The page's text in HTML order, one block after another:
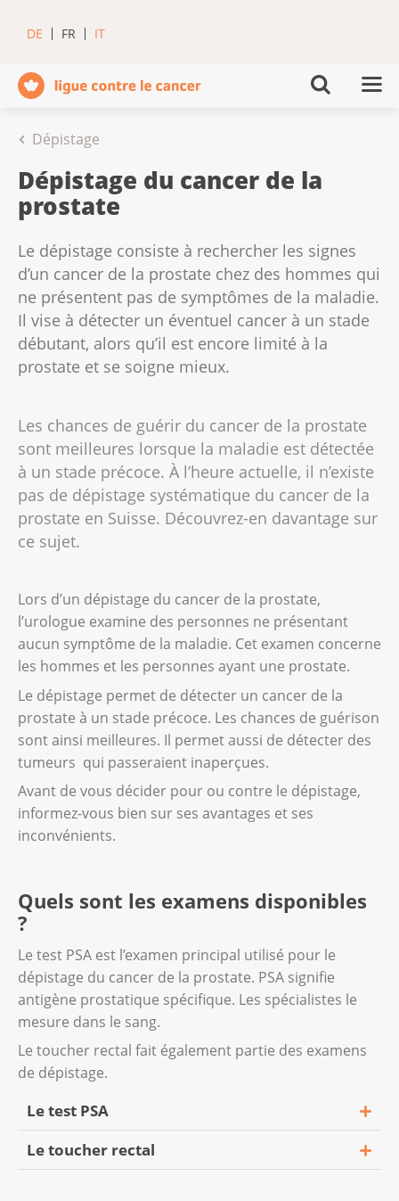
DE FR IT
Dépistage
Dépistage du cancer de la
prostate
Le dépistage consiste à rechercher les signes
d’un cancer de la prostate chez des hommes qui
ne présentent pas de symptômes de la maladie.
Il vise à détecter un éventuel cancer à un stade
débutant, alors qu’il est encore limité à la
prostate et se soigne mieux.
Les chances de guérir du cancer de la prostate
sont meilleures lorsque la maladie est détectée
à un stade précoce. À l’heure actuelle, il n’existe
pas de dépistage systématique du cancer de la
prostate en Suisse. Découvrez-en davantage sur
ce sujet.
Lors d’un dépistage du cancer de la prostate,
l’urologue examine des personnes ne présentant
aucun symptôme de la maladie. Cet examen concerne
les hommes et les personnes ayant une prostate.
Le dépistage permet de détecter un cancer de la
prostate à un stade précoce. Les chances de guérison
sont ainsi meilleures. Il permet aussi de détecter des
tumeurs qui passeraient inaperçues.
Avant de vous décider pour ou contre le dépistage,
informez-vous bien sur ses avantages et ses
inconvénients.
Quels sont les examens disponibles
?
Le test PSA est l’examen principal utilisé pour le
dépistage du cancer de la prostate. PSA signifie
antigène prostatique spécifique. Les spécialistes le
mesure dans le sang.
Le toucher rectal fait également partie des examens
de dépistage.
Le test PSA
La prostate produit de l’antigène prostatique
Le toucher rectal